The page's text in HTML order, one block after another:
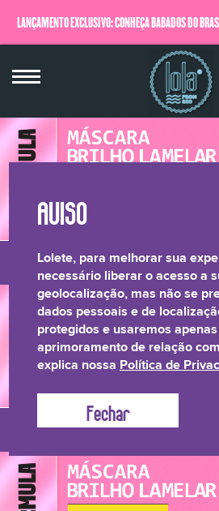
LANÇAMENTO EXCLUSIVO: CONHEÇA BABADOS DO
QUERO SABER MAIS
LONGEVIDADE
CAPILAR
BRILHO LAMELAR
LONGEVIDADE
CAPILAR
BRILHO LAMELAR
Lolete, para melhorar sua
necessário liberar o acesso a
geolocalização, mas não se
dados pessoais e de
protegidos e usaremos
aprimoramento de relação
explica nossa Política de